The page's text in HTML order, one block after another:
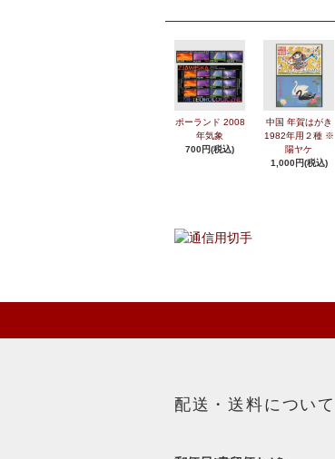
ポーランド 2008
年気象
700円(税込)
中国 年賀はがき
1982年用２種 ※
陽ヤケ
1,000円(税込)
配送・送料について